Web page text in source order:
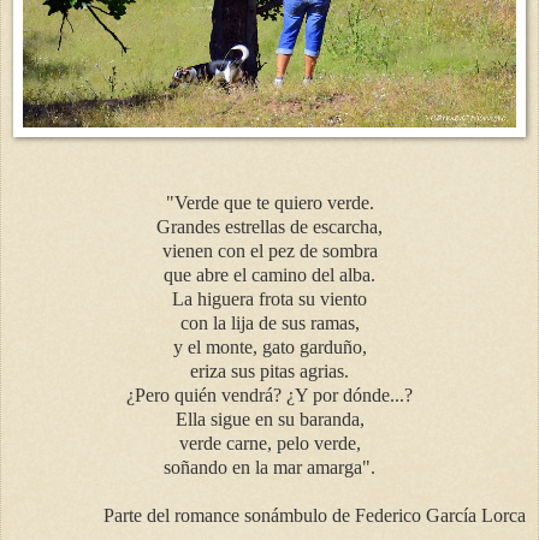
"Verde que te quiero verde.
Grandes estrellas de escarcha,
vienen con el pez de sombra
que abre el camino del alba.
La higuera frota su viento
con la lija de sus ramas,
y el monte, gato garduño,
eriza sus pitas agrias.
¿Pero quién vendrá? ¿Y por dónde...?
Ella sigue en su baranda,
verde carne, pelo verde,
soñando en la mar amarga".
Parte del romance sonámbulo de Federico García Lorca